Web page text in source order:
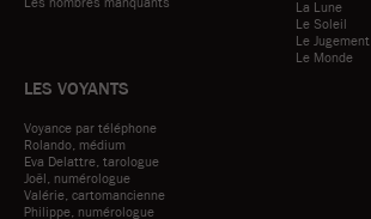
La Lune
Le Soleil
Le Jugement
Le Monde
LES VOYANTS
Voyance par téléphone
Rolando, médium
Eva Delattre, tarologue
Joël, numérologue
Valérie, cartomancienne
Philippe, numérologue